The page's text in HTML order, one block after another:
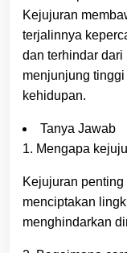
Kejujuran
terjalinnya
dan terhindar
menjunjung
kehidupan.
Tanya Jawab
1. Mengapa
Kejujuran
menciptakan
menghindarkan